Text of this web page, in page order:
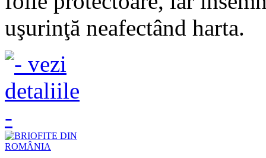
uşurinţă neafectând harta.